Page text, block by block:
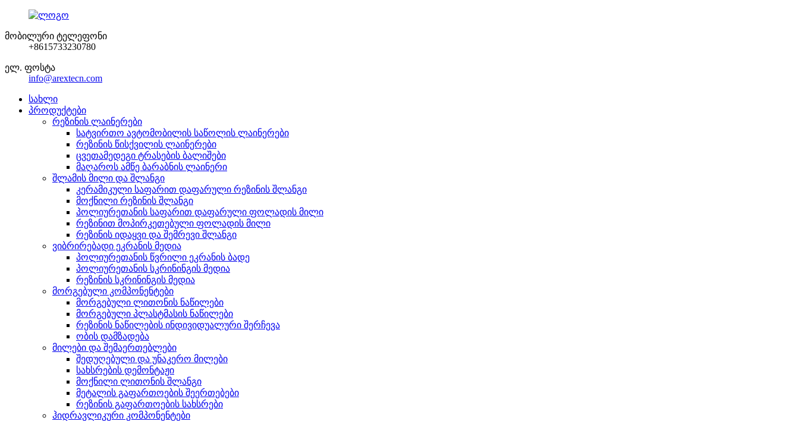
მობილური ტელეფონი
+8615733230780
ელ. ფოსტა
info@arextecn.com
სახლი
პროდუქტები
რეზინის ლაინერები
სატვირთო ავტომობილის საწოლის ლაინერები
რეზინის წისქვილის ლაინერები
ცვეთამედეგი ტრასების ბალიშები
მაღაროს ამწე ბარაბნის ლაინერი
შლამის მილი და შლანგი
კერამიკული საფარით დაფარული რეზინის შლანგი
მოქნილი რეზინის შლანგი
პოლიურეთანის საფარით დაფარული ფოლადის მილი
რეზინით მოპირკეთებული ფოლადის მილი
რეზინის იდაყვი და შემრევი შლანგი
ვიბრირებადი ეკრანის მედია
პოლიურეთანის წვრილი ეკრანის ბადე
პოლიურეთანის სკრინინგის მედია
რეზინის სკრინინგის მედია
მორგებული კომპონენტები
მორგებული ლითონის ნაწილები
მორგებული პლასტმასის ნაწილები
რეზინის ნაწილების ინდივიდუალური შერჩევა
ობის დამზადება
მილები და შემაერთებლები
შედუღებული და უნაკერო მილები
სახსრების დემონტაჟი
მოქნილი ლითონის შლანგი
მეტალის გაფართოების შეერთებები
რეზინის გაფართოების სახსრები
ჰიდრავლიკური კომპონენტები